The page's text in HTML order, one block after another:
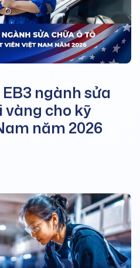
ngành sửa
vàng cho kỹ
năm 2026